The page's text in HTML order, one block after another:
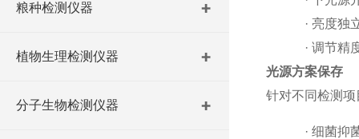
· 亮度独
· 调节精
光源方案保存
针对不同检测项
· 细菌抑
粮种检测仪器
植物生理检测仪器
分子生物检测仪器